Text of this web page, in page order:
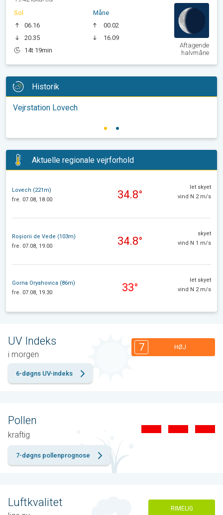
Sol
06.16
20.35
14t 19min
Måne
00.02
16.09
Aftagende
halvmåne
Historik
Vejrstation Lovech
Aktuelle regionale vejrforhold
Lovech (221m)
fre. 07.08, 18.00
34.8°
let skyet
vind N 2 m/s
Roșiorii de Vede (103m)
fre. 07.08, 19.00
34.8°
skyet
vind N 1 m/s
Gorna Oryahovica (86m)
fre. 07.08, 19.30
33°
let skyet
vind N 2 m/s
UV Indeks
i morgen
7 HØJ
6-døgns UV-indeks
Pollen
kraftig
7-døgns pollenprognose
Luftkvalitet RIMELIG